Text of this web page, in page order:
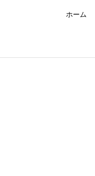
ホーム